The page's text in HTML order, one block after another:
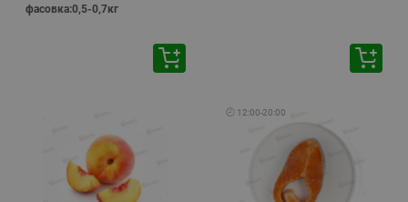
фасовка:0,5-0,7кг
🕘 12:00-20:00